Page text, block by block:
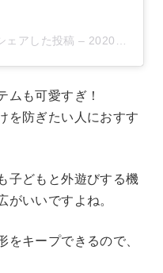
ェアした投稿 – 2020年 6月月16日午後9時46分PDT
ムも可愛すぎ！
を防ぎたい人におすす
子どもと外遊びする機
いいですよね。
キープできるので、